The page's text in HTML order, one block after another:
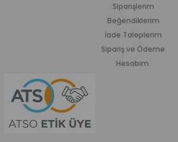
Siparişlerim
Beğendiklerim
İade Taleplerim
Sipariş ve Ödeme
Hesabım